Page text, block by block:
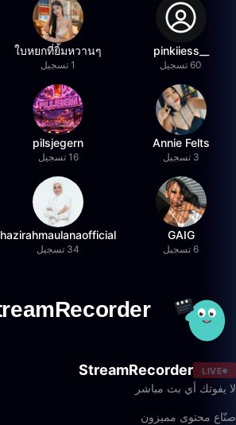
60 تسجيل
ใบหยกที่ยิ้มหวานๆ
1 تسجيل
Annie Felts
3 تسجيل
pilsjegern
16 تسجيل
GAIG
6 تسجيل
hazirahmaulanaofficial
34 تسجيل
LIVE
StreamRecorder
لا يفوتك أي بث مباشر
صنّاع محتوى مميزون